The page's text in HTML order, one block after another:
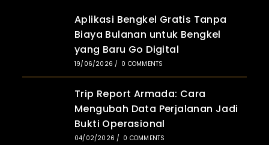
Aplikasi Bengkel Gratis Tanpa
Biaya Bulanan untuk Bengkel
yang Baru Go Digital
19/06/2026 / 0 COMMENTS
Trip Report Armada: Cara
Mengubah Data Perjalanan Jadi
Bukti Operasional
04/02/2026 / 0 COMMENTS